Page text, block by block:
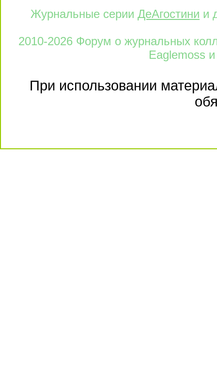
Журнальные серии ДеАгостини и
2010-2026 Форум о журнальных
Eaglemoss и
При использовании